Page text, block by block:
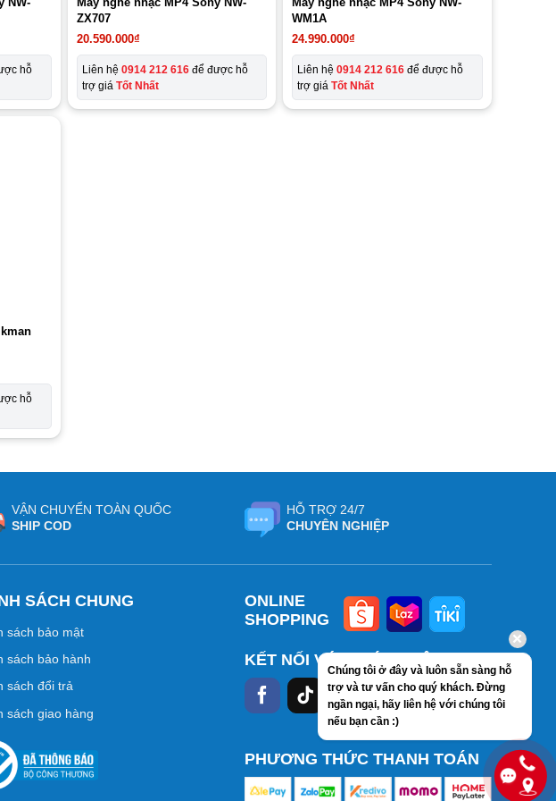
hỗ
ZX707
20.590.000₫
Liên hệ 0914 212 616để được hỗ
trợ giá Tốt Nhất
WM1A
24.990.000₫
Liên hệ0914 212 616 để được hỗ
trợ giáTốt Nhất
hỗ
VẬN CHUYỂN TOÀN QUỐC
SHIP COD
HỖ TRỢ 24/7
CHUYÊN NGHIỆP
SÁCH CHUNG
sách bảo mật
sách bảo hành
sách đổi trả
sách giao hàng
ONLINE
SHOPPING
KẾT NỐI VỚI CHÚNG TÔI
PHƯƠNG THỨC THANH TOÁN
Chúng tôi ở đây và luôn sẵn sàng hỗ
trợ và tư vấn cho quý khách. Đừng
ngần ngại, hãy liên hệ với chúng tôi
nếu bạn cần :)